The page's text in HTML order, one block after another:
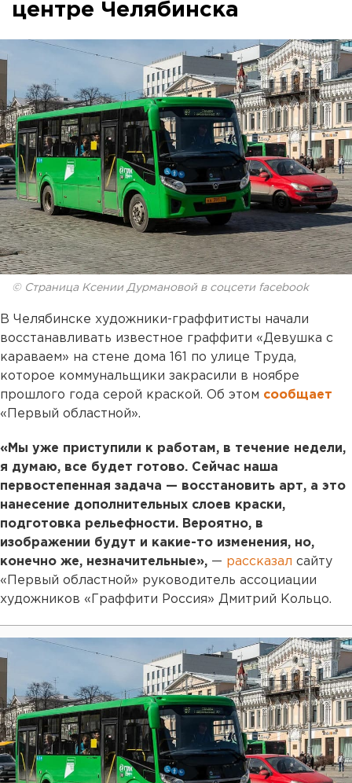
центре Челябинска
© Страница Ксении Дурмановой в соцсети facebook
В Челябинске художники-граффитисты начали
восстанавливать известное граффити «Девушка с
караваем» на стене дома 161 по улице Труда,
которое коммунальщики закрасили в ноябре
прошлого года серой краской. Об этом сообщает
«Первый областной».
«Мы уже приступили к работам, в течение недели,
я думаю, все будет готово. Сейчас наша
первостепенная задача — восстановить арт, а это
нанесение дополнительных слоев краски,
подготовка рельефности. Вероятно, в
изображении будут и какие-то изменения, но,
конечно же, незначительные», — рассказал сайту
«Первый областной» руководитель ассоциации
художников «Граффити Россия» Дмитрий Кольцо.